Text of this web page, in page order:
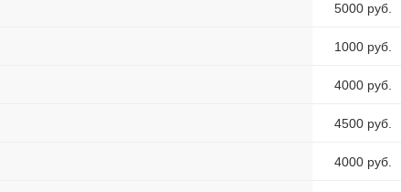
5000 руб.
1000 руб.
4000 руб.
4500 руб.
4000 руб.